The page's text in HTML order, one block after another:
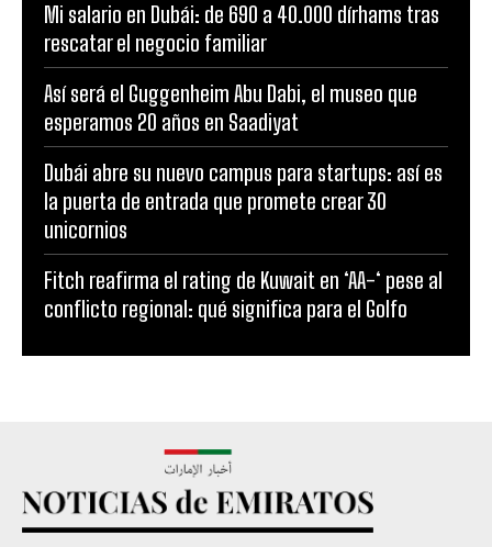
Mi salario en Dubái: de 690 a 40.000 dírhams tras
rescatar el negocio familiar
Así será el Guggenheim Abu Dabi, el museo que
esperamos 20 años en Saadiyat
Dubái abre su nuevo campus para startups: así es
la puerta de entrada que promete crear 30
unicornios
Fitch reafirma el rating de Kuwait en ‘AA-‘ pese al
conflicto regional: qué significa para el Golfo